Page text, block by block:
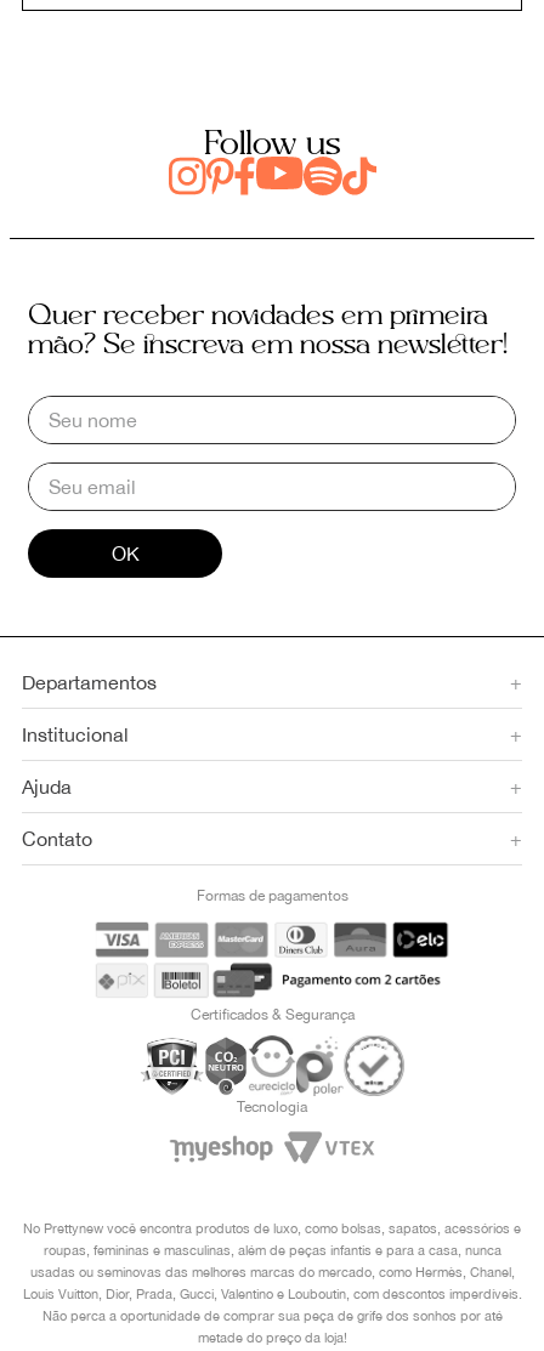
Follow us
Quer receber novidades em primeira
mão? Se inscreva em nossa newsletter!
OK
Departamentos +
Institucional +
Ajuda +
Contato +
Formas de pagamentos
Certificados & Segurança
Tecnologia
No Prettynew você encontra produtos de luxo, como bolsas, sapatos, acessórios e
roupas, femininas e masculinas, além de peças infantis e para a casa, nunca
usadas ou seminovas das melhores marcas do mercado, como Hermès, Chanel,
Louis Vuitton, Dior, Prada, Gucci, Valentino e Louboutin, com descontos imperdíveis.
Não perca a oportunidade de comprar sua peça de grife dos sonhos por até
metade do preço da loja!